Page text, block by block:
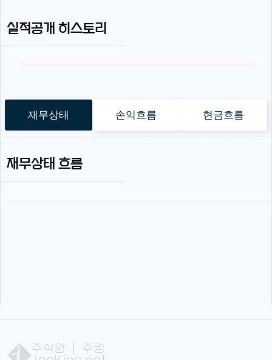
실적공개 히스토리
재무상태 손익흐름 현금흐름
재무상태 흐름
주식왕 | 주킹